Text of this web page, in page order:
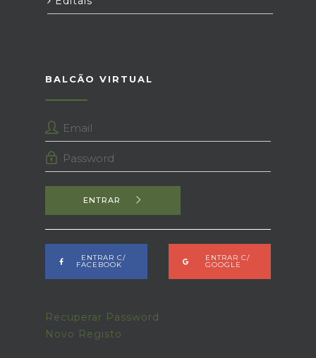
BALCÃO VIRTUAL
ENTRAR
ENTRAR C/
FACEBOOK
ENTRAR C/
GOOGLE
Recuperar Password
Novo Registo